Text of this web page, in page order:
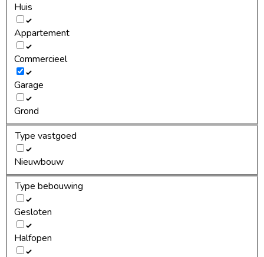
Huis
Appartement
Commercieel
Garage
Grond
Type vastgoed
Nieuwbouw
Type bebouwing
Gesloten
Halfopen